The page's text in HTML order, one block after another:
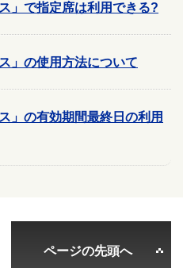
」で指定席は利用できる?
」の使用方法について
」の有効期間最終日の利用
ページの先頭へ